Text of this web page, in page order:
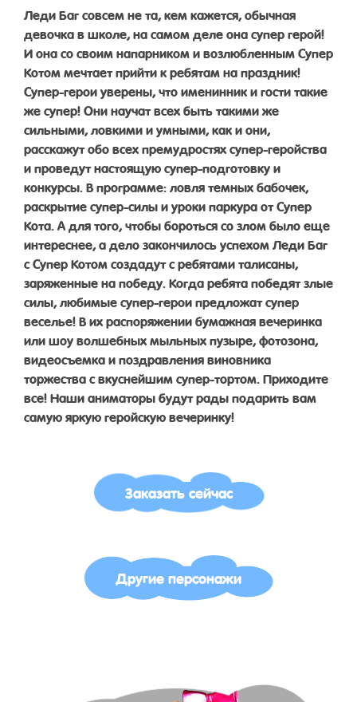
Леди Баг совсем не та, кем кажется, обычная
девочка в школе, на самом деле она супер герой!
И она со своим напарником и возлюбленным Супер
Котом мечтает прийти к ребятам на праздник!
Супер-герои уверены, что именинник и гости такие
же супер! Они научат всех быть такими же
сильными, ловкими и умными, как и они,
расскажут обо всех премудростях супер-геройства
и проведут настоящую супер-подготовку и
конкурсы. В программе: ловля темных бабочек,
раскрытие супер-силы и уроки паркура от Супер
Кота. А для того, чтобы бороться со злом было еще
интереснее, а дело закончилось успехом Леди Баг
с Супер Котом создадут с ребятами талисаны,
заряженные на победу. Когда ребята победят злые
силы, любимые супер-герои предложат супер
веселье! В их распоряжении бумажная вечеринка
или шоу волшебных мыльных пузыре, фотозона,
видеосъемка и поздравления виновника
торжества с вкуснейшим супер-тортом. Приходите
все! Наши аниматоры будут рады подарить вам
самую яркую геройскую вечеринку!
Заказать сейчас
Другие персонажи